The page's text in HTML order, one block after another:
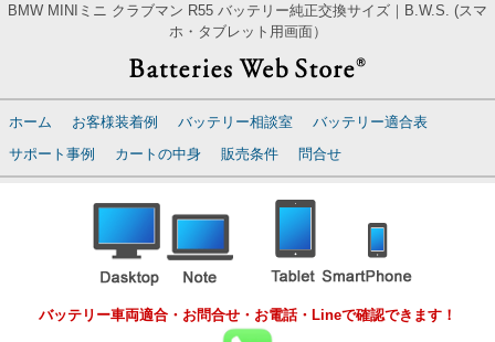
BMW MINIミニ クラブマン R55 バッテリー純正交換サイズ｜B.W.S. (スマ
ホ・タブレット用画面）
ホーム お客様装着例 バッテリー相談室
バッテリー適合表
サポート事例
カートの中身 販売条件 問合せ
バッテリー車両適合・お問合せ・お電話・Lineで確認できます！